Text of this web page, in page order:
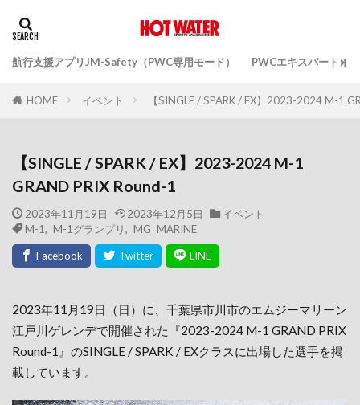
航行支援アプリJM-Safety（PWC専用モード） PWCエキスパートガ
HOME イベント 【SINGLE / SPARK / EX】2023-2024 M-1
【SINGLE / SPARK / EX】2023-2024 M-1
GRAND PRIX Round-1
2023年11月19日 2023年12月5日
イベント
M-1
M-1グランプリ MG MARINE
2023年11月19日（日）に、千葉県市川市のエムジーマリーン
江戸川ゲレンデで開催された『2023-2024 M-1 GRAND PRIX
Round-1』のSINGLE / SPARK / EXクラスに出場した選手を掲
載しています。